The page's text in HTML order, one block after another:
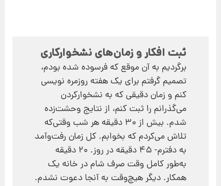
ثبت افکار و زمان‌های نشخوارکاری
برگردیم به آن موقع که فرسوده شده بودم،
تصمیم گرفتم برای یک هفته روزمره نویسی
کنم و زمان دقیقی که به نشخوارکردن
می‌گذرانم را ثبت کنم، از نتایج وحشت‌زده
شدم. بیش از ۳۰ دقیقه هر شب وقتی‌که
تلاش می‌کردم که بخوابم. کل زمان رفت‌وآمد
به دفترم- ۴۵ دقیقه در روز. ۲۰ دقیقه
به‌طور کامل وقت صرف شام در خانه یک
همکار. دیگر هیچ‌وقت به آنجا دعوت نشدم.